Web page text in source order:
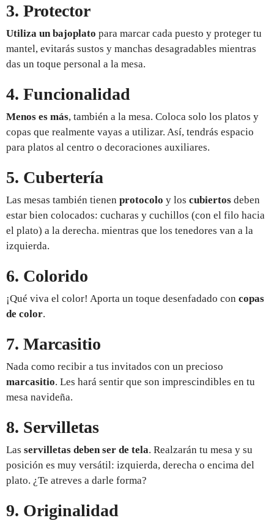
3. Protector
Utiliza un bajoplato para marcar cada puesto y proteger tu
mantel, evitarás sustos y manchas desagradables mientras
das un toque personal a la mesa.
4. Funcionalidad
Menos es más, también a la mesa. Coloca solo los platos y
copas que realmente vayas a utilizar. Así, tendrás espacio
para platos al centro o decoraciones auxiliares.
5. Cubertería
Las mesas también tienen protocolo y los cubiertos deben
estar bien colocados: cucharas y cuchillos (con el filo hacia
el plato) a la derecha. mientras que los tenedores van a la
izquierda.
6. Colorido
¡Qué viva el color! Aporta un toque desenfadado con copas
de color.
7. Marcasitio
Nada como recibir a tus invitados con un precioso
marcasitio. Les hará sentir que son imprescindibles en tu
mesa navideña.
8. Servilletas
Las servilletas deben ser de tela. Realzarán tu mesa y su
posición es muy versátil: izquierda, derecha o encima del
plato. ¿Te atreves a darle forma?
9. Originalidad